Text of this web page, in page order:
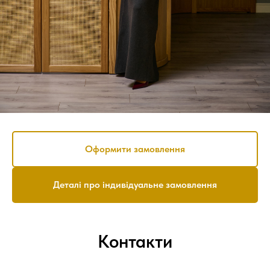
Оформити замовлення
Деталі про індивідуальне замовлення
Контакти